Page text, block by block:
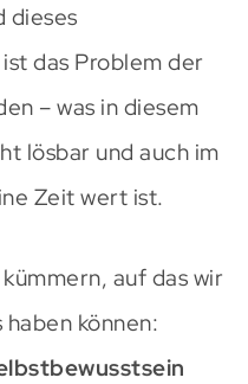
dieses
das Problem der
– was in diesem
lösbar und auch im
Zeit wert ist.
auf das wir
können: